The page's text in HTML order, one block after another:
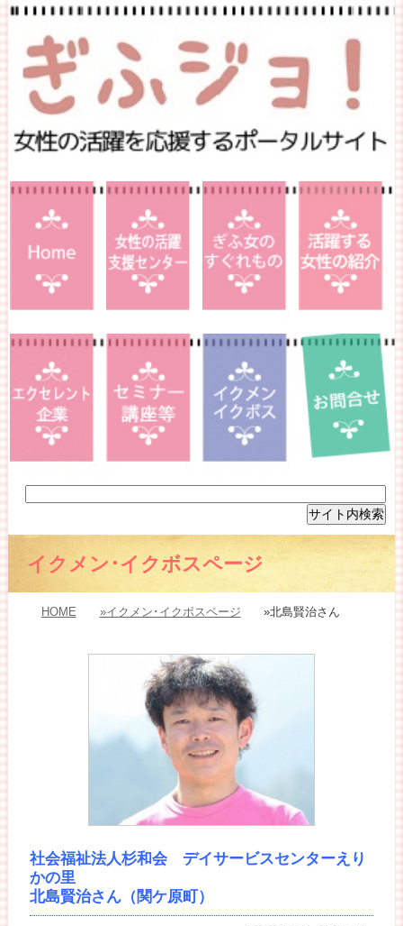
イクメン･イクボスページ
HOME »イクメン･イクボスページ »北島賢治さん
社会福祉法人杉和会 デイサービスセンターえり
かの里
北島賢治さん（関ケ原町）